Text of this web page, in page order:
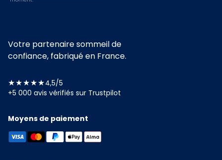
Votre partenaire sommeil de
confiance, fabriqué en France.
★★★★★4,5/5
+5 000 avis vérifiés sur Trustpilot
Moyens de paiement